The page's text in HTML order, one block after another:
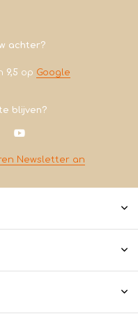
achter?
9,5 op Google
blijven?
Newsletter an